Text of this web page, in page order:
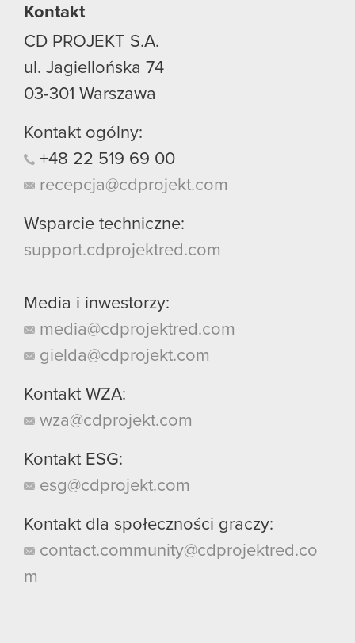
Kontakt
CD PROJEKT S.A.
ul. Jagiellońska 74
03-301 Warszawa
Kontakt ogólny:
+48 22 519 69 00
recepcja@cdprojekt.com
Wsparcie techniczne:
support.cdprojektred.com
Media i inwestorzy:
media@cdprojektred.com
gielda@cdprojekt.com
Kontakt WZA:
wza@cdprojekt.com
Kontakt ESG:
esg@cdprojekt.com
Kontakt dla społeczności graczy:
contact.community@cdprojektred.co
m